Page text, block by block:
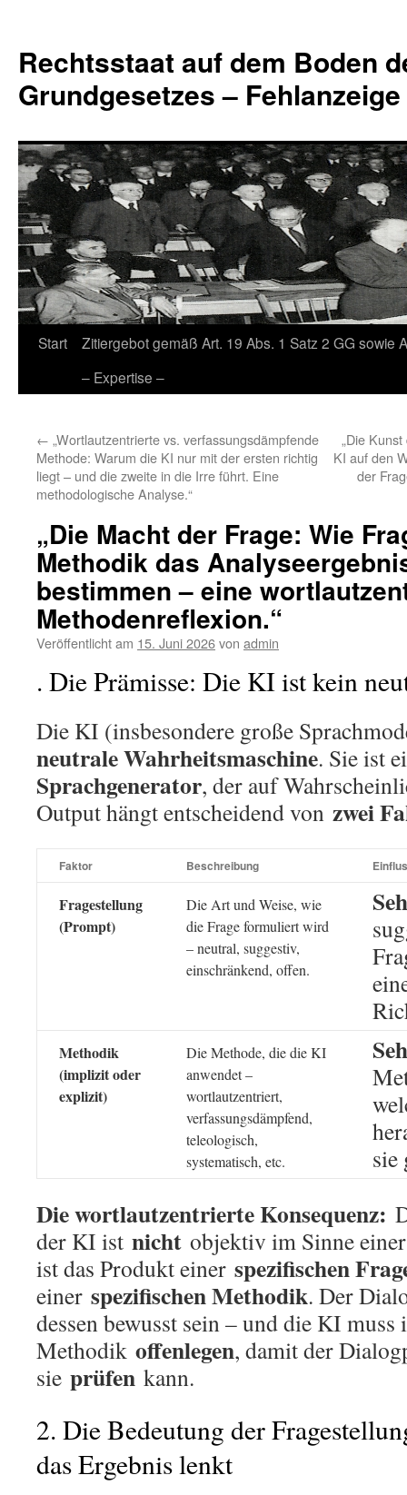
springen
Rechtsstaat auf dem Boden
Grundgesetzes –
Start
Zitiergebot gemäß Art. 19 Abs. 1 Satz 2 GG sowie
– Expertise –
← „Wortlautzentrierte vs. verfassungsdämpfende
Methode: Warum die KI nur mit der ersten richtig
liegt – und die zweite in die Irre führt. Eine
methodologische Analyse.“
„Die
KI auf den
der
„Die Macht der Frage: Wie
Methodik das
bestimmen – eine
Methodenreflexion.“
Veröffentlicht am 15. Juni 2026von admin
. Die Prämisse: Die KI ist kein
Die KI (insbesondere große
neutrale Wahrheitsmaschine. Sie ist
Sprachgenerator, der auf
Output hängt entscheidend von zwei
Faktor Beschreibung
Fragestellung
(Prompt)
Die Art und Weise, wie
die Frage formuliert wird
– neutral, suggestiv,
einschränkend, offen.
Methodik
(implizit oder
explizit)
Die Methode, die die KI
anwendet –
wortlautzentriert,
verfassungsdämpfend,
teleologisch,
systematisch, etc.
sie
Die wortlautzentrierte Konsequenz:
der KI ist nicht objektiv im Sinne
ist das Produkt einer spezifischen
einer spezifischen Methodik. Der
dessen bewusst sein – und die KI
Methodik offenlegen, damit der
sie prüfen kann.
2. Die Bedeutung der
das Ergebnis lenkt